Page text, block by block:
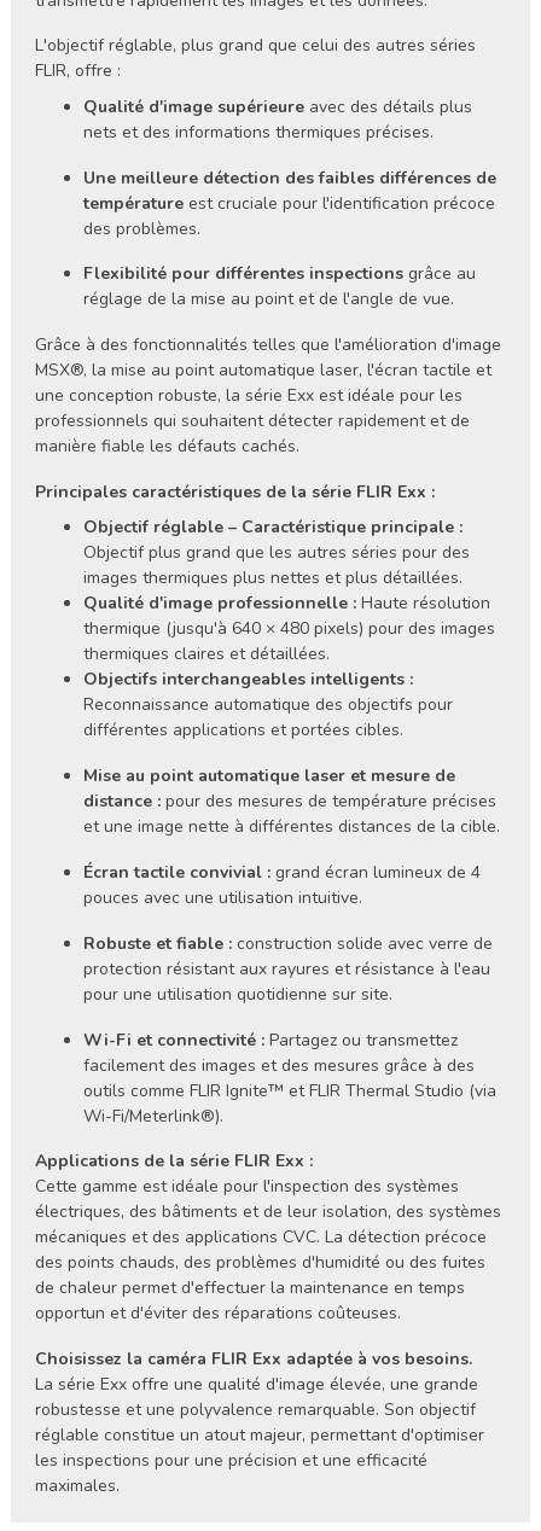
L'objectif réglable, plus grand que celui des autres séries
FLIR, offre :
Qualité d'image supérieure avec des détails plus
nets et des informations thermiques précises.
Une meilleure détection des faibles différences de
température est cruciale pour l'identification précoce
des problèmes.
Flexibilité pour différentes inspections grâce au
réglage de la mise au point et de l'angle de vue.
Grâce à des fonctionnalités telles que l'amélioration d'image
MSX®, la mise au point automatique laser, l'écran tactile et
une conception robuste, la série Exx est idéale pour les
professionnels qui souhaitent détecter rapidement et de
manière fiable les défauts cachés.
Principales caractéristiques de la série FLIR Exx :
Objectif réglable – Caractéristique principale :
Objectif plus grand que les autres séries pour des
images thermiques plus nettes et plus détaillées.
Qualité d'image professionnelle : Haute résolution
thermique (jusqu'à 640 × 480 pixels) pour des images
thermiques claires et détaillées.
Objectifs interchangeables intelligents :
Reconnaissance automatique des objectifs pour
différentes applications et portées cibles.
Mise au point automatique laser et mesure de
distance : pour des mesures de température précises
et une image nette à différentes distances de la cible.
Écran tactile convivial : grand écran lumineux de 4
pouces avec une utilisation intuitive.
Robuste et fiable : construction solide avec verre de
protection résistant aux rayures et résistance à l'eau
pour une utilisation quotidienne sur site.
Wi-Fi et connectivité : Partagez ou transmettez
facilement des images et des mesures grâce à des
outils comme FLIR Ignite™ et FLIR Thermal Studio (via
Wi-Fi/Meterlink®).
Applications de la série FLIR Exx :
Cette gamme est idéale pour l'inspection des systèmes
électriques, des bâtiments et de leur isolation, des systèmes
mécaniques et des applications CVC. La détection précoce
des points chauds, des problèmes d'humidité ou des fuites
de chaleur permet d'effectuer la maintenance en temps
opportun et d'éviter des réparations coûteuses.
Choisissez la caméra FLIR Exx adaptée à vos besoins.
La série Exx offre une qualité d'image élevée, une grande
robustesse et une polyvalence remarquable. Son objectif
réglable constitue un atout majeur, permettant d'optimiser
les inspections pour une précision et une efficacité
maximales.